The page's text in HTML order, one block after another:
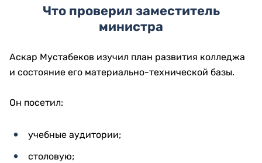
Что проверил заместитель
министра
Аскар Мустабеков изучил план развития колледжа
и состояние его материально-технической базы.
Он посетил:
учебные аудитории;
столовую;